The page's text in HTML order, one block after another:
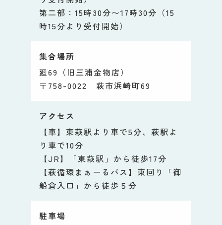
第二部：15時30分〜17時30分（15
時15分より受付開始）
集合場所
廻69（旧三浦金物店）
〒758-0022 萩市浜崎町69
アクセス
【車】東萩駅より車で5分、萩駅よ
り車で10分
【JR】「東萩駅」から徒歩17分
【萩循環まぁーるバス】東回り「御
船倉入口」から徒歩５分
駐車場